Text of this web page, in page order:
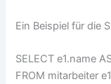
Ein Beispiel für die
SELECT e1.name
FROM mitarbeiter